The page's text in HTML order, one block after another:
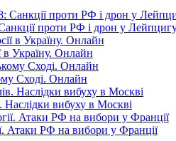
проти РФ і дрон у
в Україну. Онлайн
Сході. Онлайн
Наслідки вибуху в Москві
Атаки РФ на вибори у Франції